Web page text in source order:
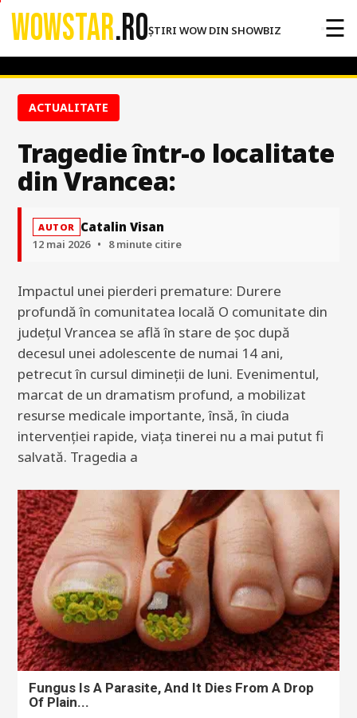
WOWSTAR.ROȘTIRI WOW DIN SHOWBIZ ☰
ACTUALITATE
Tragedie într-o localitate
din Vrancea:
AUTOR Catalin Visan
12 mai 2026 • 8 minute citire
Impactul unei pierderi premature: Durere
profundă în comunitatea locală O comunitate din
județul Vrancea se află în stare de șoc după
decesul unei adolescente de numai 14 ani,
petrecut în cursul dimineții de luni. Evenimentul,
marcat de un dramatism profund, a mobilizat
resurse medicale importante, însă, în ciuda
intervenției rapide, viața tinerei nu a mai putut fi
salvată. Tragedia a
Fungus Is A Parasite, And It Dies From A Drop
Of Plain...